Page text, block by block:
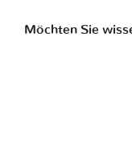
Möchten Sie